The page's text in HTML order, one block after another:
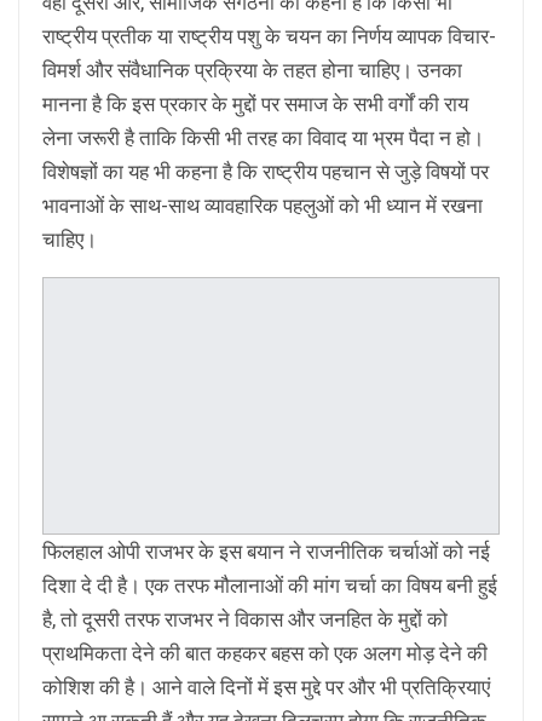
राष्ट्रीय प्रतीक या राष्ट्रीय पशु के चयन का निर्णय व्यापक विचार-
विमर्श और संवैधानिक प्रक्रिया के तहत होना चाहिए। उनका
मानना है कि इस प्रकार के मुद्दों पर समाज के सभी वर्गों की राय
लेना जरूरी है ताकि किसी भी तरह का विवाद या भ्रम पैदा न हो।
विशेषज्ञों का यह भी कहना है कि राष्ट्रीय पहचान से जुड़े विषयों पर
भावनाओं के साथ-साथ व्यावहारिक पहलुओं को भी ध्यान में रखना
चाहिए।
फिलहाल ओपी राजभर के इस बयान ने राजनीतिक चर्चाओं को नई
दिशा दे दी है। एक तरफ मौलानाओं की मांग चर्चा का विषय बनी हुई
है, तो दूसरी तरफ राजभर ने विकास और जनहित के मुद्दों को
प्राथमिकता देने की बात कहकर बहस को एक अलग मोड़ देने की
कोशिश की है। आने वाले दिनों में इस मुद्दे पर और भी प्रतिक्रियाएं